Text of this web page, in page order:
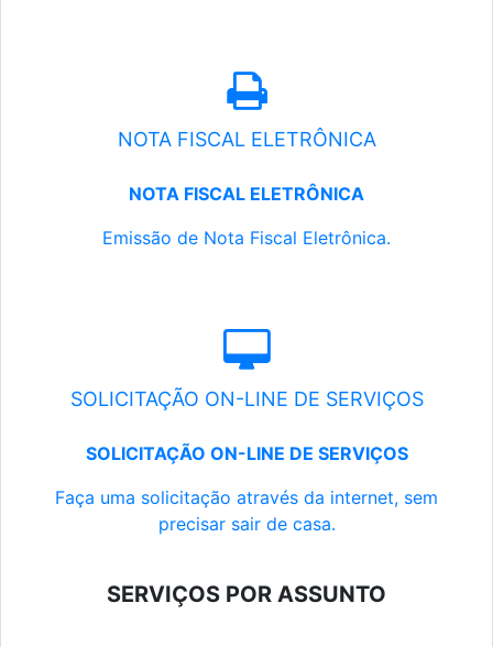
NOTA FISCAL ELETRÔNICA
NOTA FISCAL ELETRÔNICA
Emissão de Nota Fiscal Eletrônica.
SOLICITAÇÃO ON-LINE DE SERVIÇOS
SOLICITAÇÃO ON-LINE DE SERVIÇOS
Faça uma solicitação através da internet, sem
precisar sair de casa.
SERVIÇOS POR ASSUNTO